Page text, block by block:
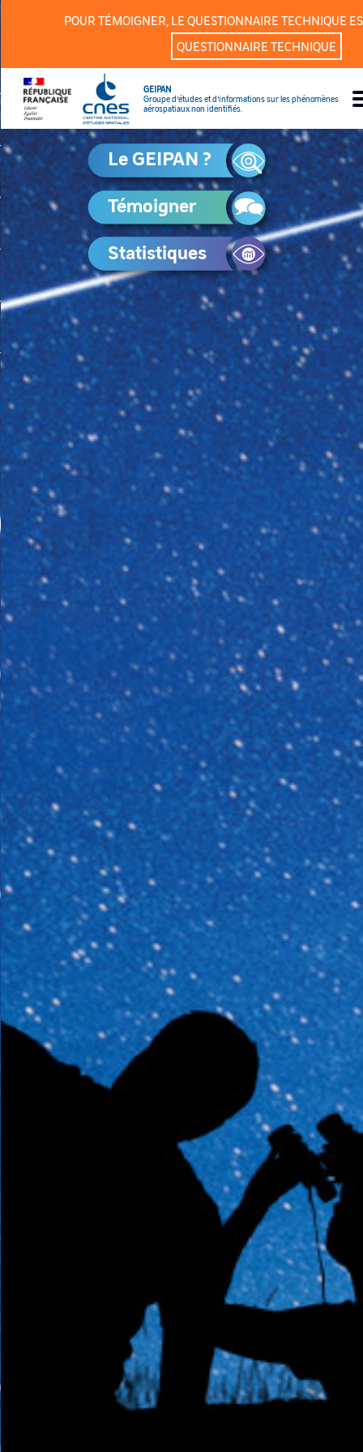
Panneau de gestion des cookies
POUR TÉMOIGNER, LE QUESTIONNAIRE TECHNIQUE
QUESTIONNAIRE TECHNIQUE
GEIPAN
Groupe d’études et d’informations sur les phénomènes
aérospatiaux non identifiés.
Le GEIPAN ?
Témoigner
Statistiques